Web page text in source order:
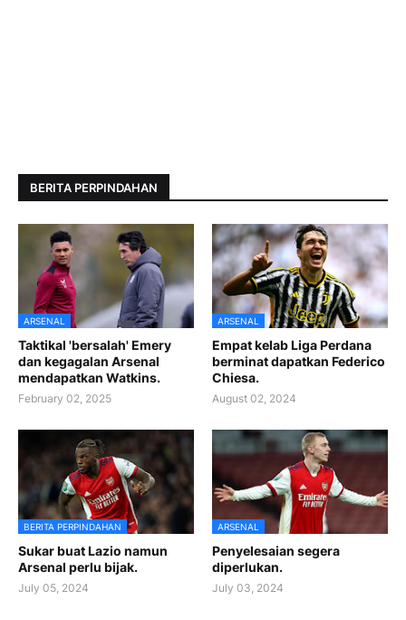
BERITA PERPINDAHAN
ARSENAL
Taktikal 'bersalah' Emery
dan kegagalan Arsenal
mendapatkan Watkins.
February 02, 2025
ARSENAL
Empat kelab Liga Perdana
berminat dapatkan Federico
Chiesa.
August 02, 2024
BERITA PERPINDAHAN
Sukar buat Lazio namun
Arsenal perlu bijak.
July 05, 2024
ARSENAL
Penyelesaian segera
diperlukan.
July 03, 2024